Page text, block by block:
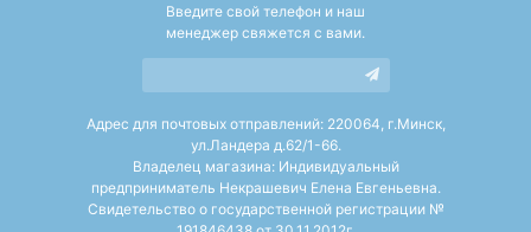
Введите свой телефон и наш
менеджер свяжется с вами.
Адрес для почтовых отправлений: 220064, г.Минск,
ул.Ландера д.62/1-66.
Владелец магазина: Индивидуальный
предприниматель Некрашевич Елена Евгеньевна.
Свидетельство о государственной регистрации №